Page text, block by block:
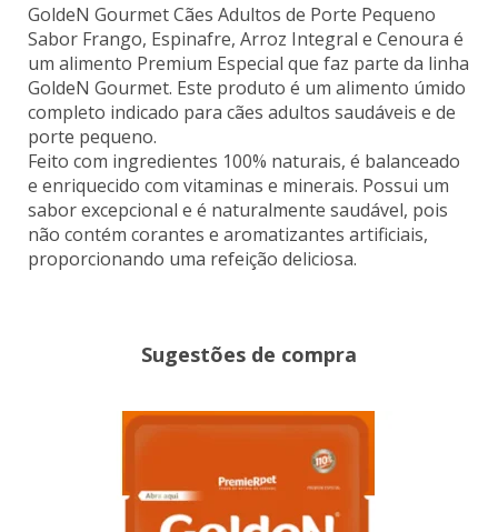
GoldeN Gourmet Cães Adultos de Porte Pequeno
Sabor Frango, Espinafre, Arroz Integral e Cenoura é
um alimento Premium Especial que faz parte da linha
GoldeN Gourmet. Este produto é um alimento úmido
completo indicado para cães adultos saudáveis e de
porte pequeno.
Feito com ingredientes 100% naturais, é balanceado
e enriquecido com vitaminas e minerais. Possui um
sabor excepcional e é naturalmente saudável, pois
não contém corantes e aromatizantes artificiais,
proporcionando uma refeição deliciosa.
Sugestões de compra